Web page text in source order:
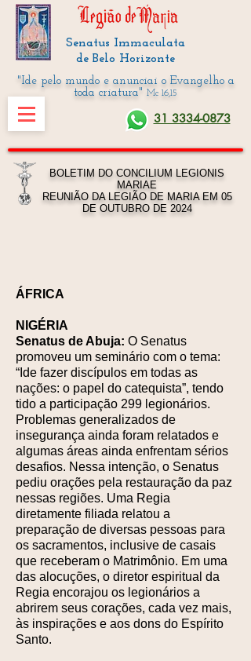
Senatus Immaculata
de Belo Horizonte
"Ide pelo mundo e anunciai o Evangelho a
toda criatura" Mc 16,15
31 3334-0873
BOLETIM DO CONCILIUM LEGIONIS
MARIAE
REUNIÃO DA LEGIÃO DE MARIA EM 05
DE OUTUBRO DE 2024
ÁFRICA
NIGÉRIA
Senatus de Abuja: O Senatus
promoveu um seminário com o tema:
“Ide fazer discípulos em todas as
nações: o papel do catequista”, tendo
tido a participação 299 legionários.
Problemas generalizados de
insegurança ainda foram relatados e
algumas áreas ainda enfrentam sérios
desafios. Nessa intenção, o Senatus
pediu orações pela restauração da paz
nessas regiões. Uma Regia
diretamente filiada relatou a
preparação de diversas pessoas para
os sacramentos, inclusive de casais
que receberam o Matrimônio. Em uma
das alocuções, o diretor espiritual da
Regia encorajou os legionários a
abrirem seus corações, cada vez mais,
às inspirações e aos dons do Espírito
Santo.